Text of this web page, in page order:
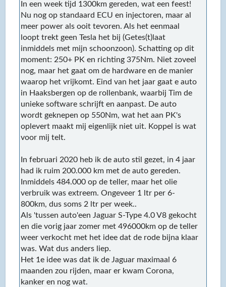
In een week tijd 1300km gereden, wat een feest!
Nu nog op standaard ECU en injectoren, maar al
meer power als ooit tevoren. Als het eenmaal
loopt trekt geen Tesla het bij (Getes(t)laat
inmiddels met mijn schoonzoon). Schatting op dit
moment: 250+ PK en richting 375Nm. Niet zoveel
nog, maar het gaat om de hardware en de manier
waarop het vrijkomt. Eind van het jaar gaat e auto
in Haaksbergen op de rollenbank, waarbij Tim de
unieke software schrijft en aanpast. De auto
wordt geknepen op 550Nm, wat het aan PK's
oplevert maakt mij eigenlijk niet uit. Koppel is wat
voor mij telt.
In februari 2020 heb ik de auto stil gezet, in 4 jaar
had ik ruim 200.000 km met de auto gereden.
Inmiddels 484.000 op de teller, maar het olie
verbruik was extreem. Ongeveer 1 ltr per 6-
800km, dus soms 2 ltr per week..
Als 'tussen auto'een Jaguar S-Type 4.0 V8 gekocht
en die vorig jaar zomer met 496000km op de teller
weer verkocht met het idee dat de rode bijna klaar
was. Wat dus anders liep.
Het 1e idee was dat ik de Jaguar maximaal 6
maanden zou rijden, maar er kwam Corona,
kanker en nog wat.